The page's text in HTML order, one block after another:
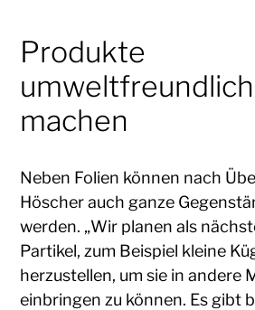
Produkte
machen
Neben Folien können nach
Höscher auch ganze
werden. „Wir planen als
Partikel, zum Beispiel kleine
herzustellen, um sie in andere
einbringen zu können. Es gibt